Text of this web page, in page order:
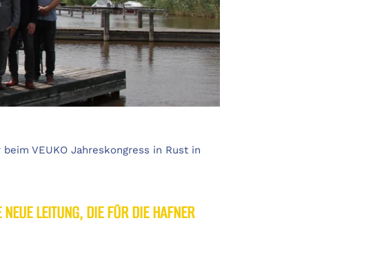
VEUKO Jahreskongress in Rust in
LEITUNG, DIE FÜR DIE HAFNER